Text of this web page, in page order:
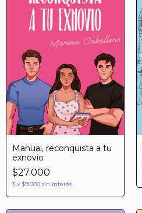
Manual, reconquista a tu
exnovio
$27.000
3 x $9.000 sin interés